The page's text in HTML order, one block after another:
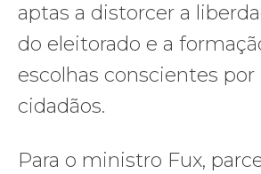
aptas a distorcer a
do eleitorado e a
escolhas conscientes
cidadãos.
Para o ministro Fux,